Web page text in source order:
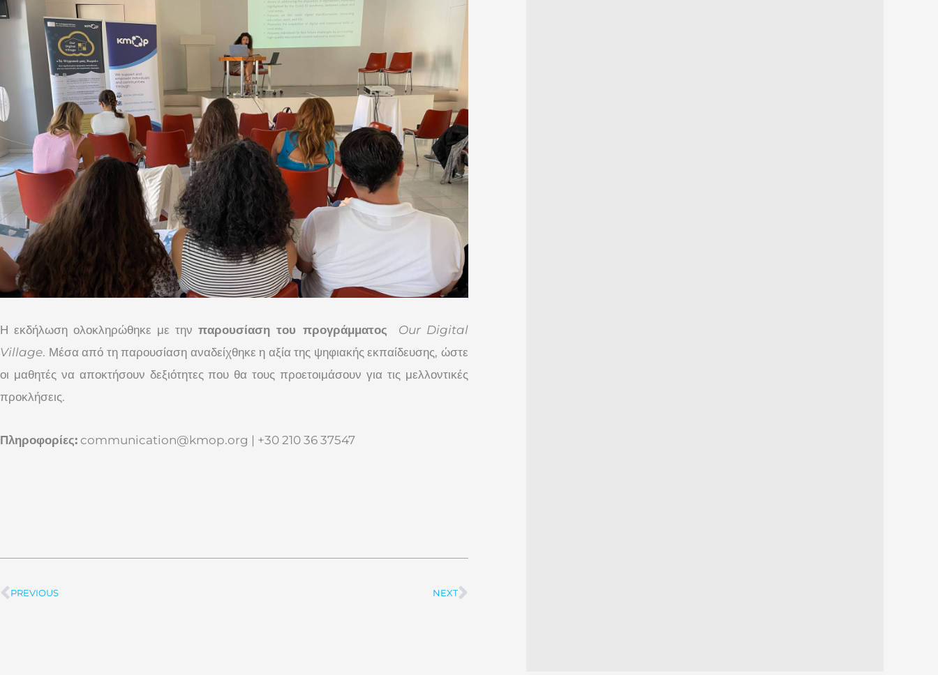
Η εκδήλωση ολοκληρώθηκε με τηνπαρουσίαση του προγράμματος
Our Digital
Village. Μέσα από τη παρουσίαση αναδείχθηκε η αξία της ψηφιακής εκπαίδευσης, ώστε
οι μαθητές να αποκτήσουν δεξιότητες που θα τους προετοιμάσουν για τις μελλοντικές
προκλήσεις.
Πληροφορίες: communication@kmop.org | +30 210 36 37547
Prev
PREVIOUS NEXTNext